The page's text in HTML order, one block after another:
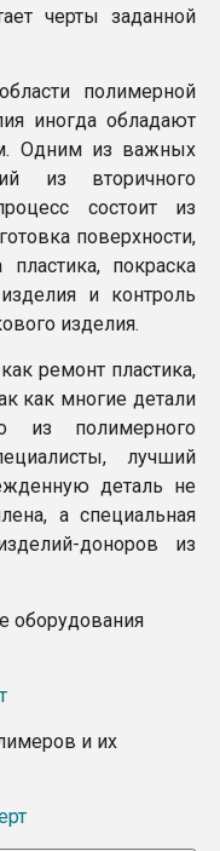
черты заданной
полимерной
иногда обладают
Одним из важных
из вторичного
состоит из
поверхности,
покраска
и контроль
изделия.
ремонт пластика,
как многие детали
из полимерного
лучший
деталь не
а специальная
доноров из
оборудования
и их